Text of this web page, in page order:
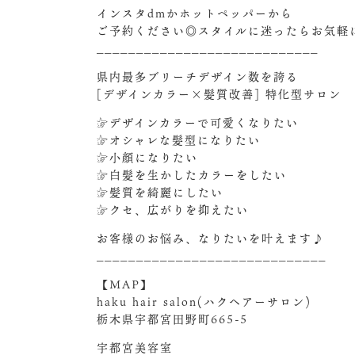
インスタdmかホットペッパーから
ご予約ください◎スタイルに迷ったらお気軽
県内最多ブリーチデザイン数を誇る
[デザインカラー×髪質改善] 特化型サロン
☞デザインカラーで可愛くなりたい
☞オシャレな髪型になりたい
☞小顔になりたい
☞白髪を生かしたカラーをしたい
☞髪質を綺麗にしたい
☞クセ、広がりを抑えたい
お客様のお悩み、なりたいを叶えます♪
【MAP】
haku hair salon(ハクヘアーサロン)
栃木県宇都宮田野町665-5
宇都宮美容室